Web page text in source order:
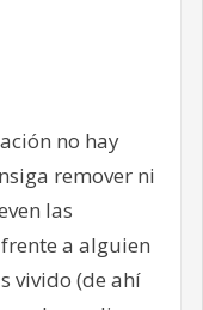
no hay
remover ni
las
a alguien
vivido (de ahí